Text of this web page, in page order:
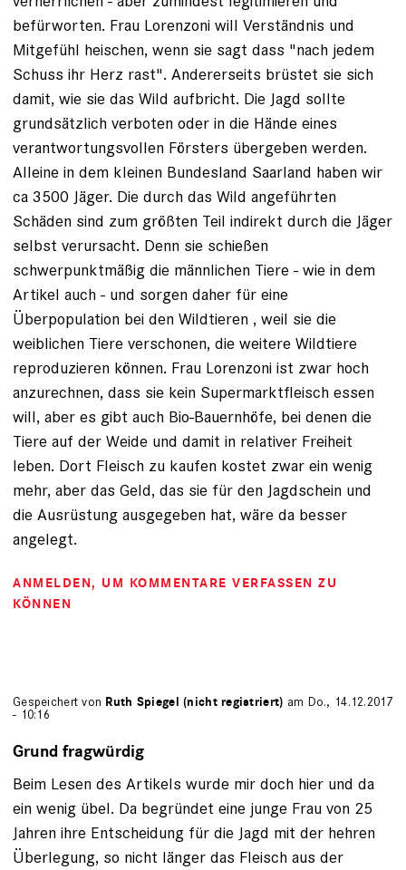
befürworten. Frau Lorenzoni will Verständnis und
Mitgefühl heischen, wenn sie sagt dass "nach jedem
Schuss ihr Herz rast". Andererseits brüstet sie sich
damit, wie sie das Wild aufbricht. Die Jagd sollte
grundsätzlich verboten oder in die Hände eines
verantwortungsvollen Försters übergeben werden.
Alleine in dem kleinen Bundesland Saarland haben wir
ca 3500 Jäger. Die durch das Wild angeführten
Schäden sind zum größten Teil indirekt durch die Jäger
selbst verursacht. Denn sie schießen
schwerpunktmäßig die männlichen Tiere - wie in dem
Artikel auch - und sorgen daher für eine
Überpopulation bei den Wildtieren , weil sie die
weiblichen Tiere verschonen, die weitere Wildtiere
reproduzieren können. Frau Lorenzoni ist zwar hoch
anzurechnen, dass sie kein Supermarktfleisch essen
will, aber es gibt auch Bio-Bauernhöfe, bei denen die
Tiere auf der Weide und damit in relativer Freiheit
leben. Dort Fleisch zu kaufen kostet zwar ein wenig
mehr, aber das Geld, das sie für den Jagdschein und
die Ausrüstung ausgegeben hat, wäre da besser
angelegt.
ANMELDEN, UM KOMMENTARE VERFASSEN ZU
KÖNNEN
Gespeichert von Ruth Spiegel (nicht registriert) am Do., 14.12.2017
- 10:16
Grund fragwürdig
Beim Lesen des Artikels wurde mir doch hier und da
ein wenig übel. Da begründet eine junge Frau von 25
Jahren ihre Entscheidung für die Jagd mit der hehren
Überlegung, so nicht länger das Fleisch aus der